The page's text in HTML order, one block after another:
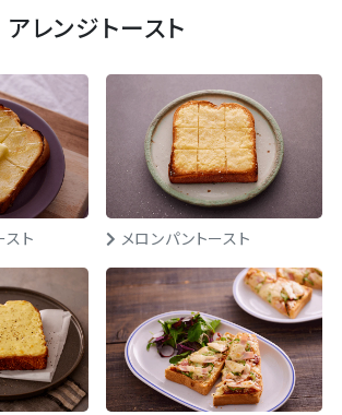
アレンジトースト
ト メロンパントースト